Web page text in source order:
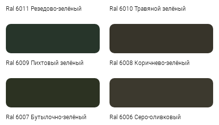
Ral 6011 Резедово-зелёный Ral 6010 Травяной зелёный
Ral 6009 Пихтовый зелёный Ral 6008 Коричнево-зелёный
Ral 6007 Бутылочно-зелёный Ral 6006 Серо-оливковый